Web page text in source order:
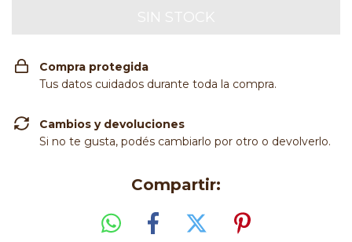
Compra protegida
Tus datos cuidados durante toda la compra.
Cambios y devoluciones
Si no te gusta, podés cambiarlo por otro o devolverlo.
Compartir: